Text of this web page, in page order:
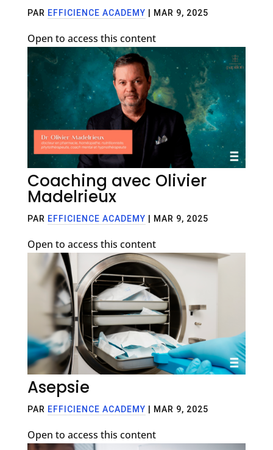
PAR EFFICIENCE ACADEMY MAR 9, 2025
Open to access this content
Coaching avec Olivier
Madelrieux
PAR EFFICIENCE ACADEMY MAR 9, 2025
Open to access this content
Asepsie
PAR EFFICIENCE ACADEMY MAR 9, 2025
Open to access this content